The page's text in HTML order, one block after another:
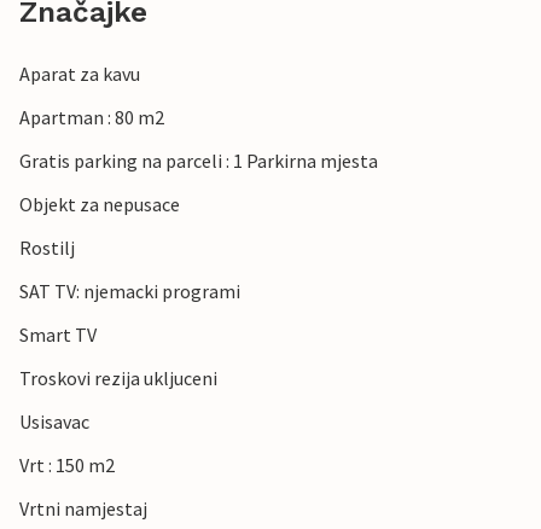
Značajke
Aparat za kavu
Apartman : 80 m2
Gratis parking na parceli : 1 Parkirna mjesta
Objekt za nepusace
Rostilj
SAT TV: njemacki programi
Smart TV
Troskovi rezija ukljuceni
Usisavac
Vrt : 150 m2
Vrtni namjestaj